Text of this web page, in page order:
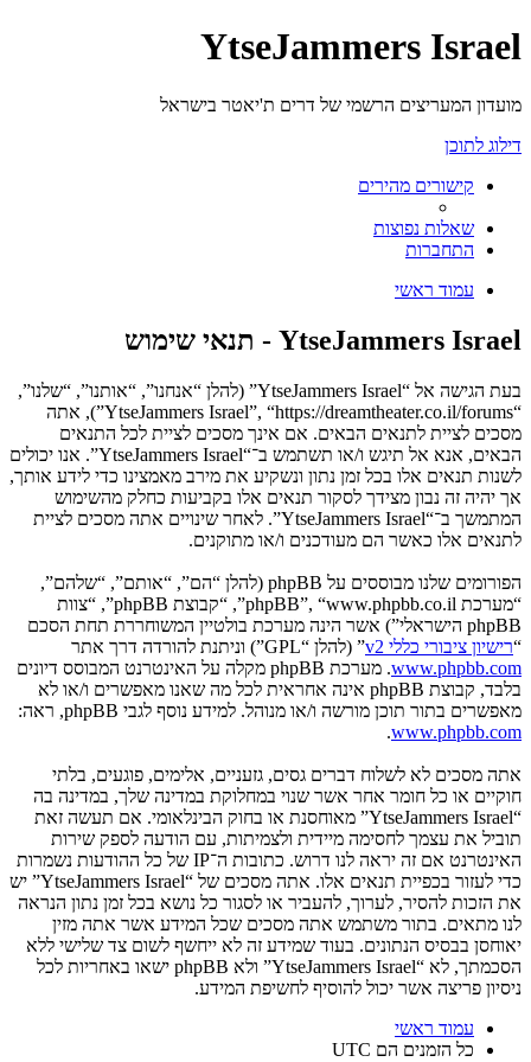
YtseJammers Israel
מועדון המעריצים הרשמי של דרים ת'יאטר בישראל
דילוג לתוכן
קישורים מהירים
שאלות נפוצות
התחברות
עמוד ראשי
YtseJammers Israel - תנאי שימוש
בעת הגישה אל “YtseJammers Israel” (להלן “אנחנו”, “אותנו”, “שלנו”,
“YtseJammers Israel”, “https://dreamtheater.co.il/forums”), אתה
מסכים לציית לתנאים הבאים. אם אינך מסכים לציית לכל התנאים
הבאים, אנא אל תיגש ו/או תשתמש ב־“YtseJammers Israel”. אנו יכולים
לשנות תנאים אלו בכל זמן נתון ונשקיע את מירב מאמצינו כדי לידע אותך,
אך יהיה זה נבון מצידך לסקור תנאים אלו בקביעות כחלק מהשימוש
המתמשך ב־“YtseJammers Israel”. לאחר שינויים אתה מסכים לציית
לתנאים אלו כאשר הם מעודכנים ו/או מתוקנים.
הפורומים שלנו מבוססים על phpBB (להלן “הם”, “אותם”, “שלהם”,
“מערכת phpBB”, “www.phpbb.co.il”, “קבוצת phpBB”, “צוות
phpBB הישראלי”) אשר הינה מערכת בולטיין המשוחררת תחת הסכם
“רישיון ציבורי כללי v2
” (להלן “GPL”) וניתנת להורדה דרך אתר
www.phpbb.com
. מערכת phpBB מקלה על האינטרנט המבוסס דיונים
בלבד, קבוצת phpBB אינה אחראית לכל מה שאנו מאפשרים ו/או לא
מאפשרים בתור תוכן מורשה ו/או מנוהל. למידע נוסף לגבי phpBB, ראה:
www.phpbb.com
.
אתה מסכים לא לשלוח דברים גסים, גזעניים, אלימים, פוגעים, בלתי
חוקיים או כל חומר אחר אשר שנוי במחלוקת במדינה שלך, במדינה בה
“YtseJammers Israel” מאוחסנת או בחוק הבינלאומי. אם תעשה זאת
תוביל את עצמך לחסימה מיידית ולצמיתות, עם הודעה לספק שירות
האינטרנט אם זה יראה לנו דרוש. כתובות ה־IP של כל ההודעות נשמרות
כדי לעזור בכפיית תנאים אלו. אתה מסכים של “YtseJammers Israel” יש
את הזכות להסיר, לערוך, להעביר או לסגור כל נושא בכל זמן נתון הנראה
לנו מתאים. בתור משתמש אתה מסכים שכל המידע אשר אתה מזין
יאוחסן בבסיס הנתונים. בעוד שמידע זה לא ייחשף לשום צד שלישי ללא
הסכמתך, לא “YtseJammers Israel” ולא phpBB ישאו באחריות לכל
ניסיון פריצה אשר יכול להוסיף לחשיפת המידע.
עמוד ראשי
כל הזמנים הם UTC